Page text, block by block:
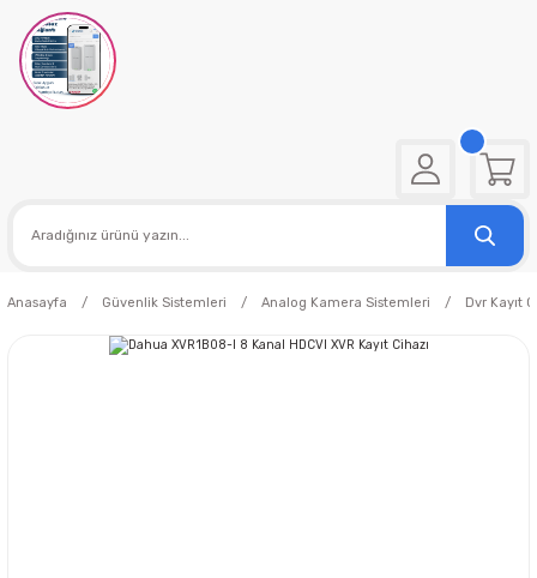
Anasayfa Güvenlik Sistemleri Analog Kamera Sistemleri Dvr Kayıt